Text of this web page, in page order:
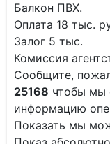
Балкон ПВХ.
Оплата 18 тыс.
Залог 5 тыс.
Комиссия
Сообщите,
25168 чтобы мы
информацию
Показать мы